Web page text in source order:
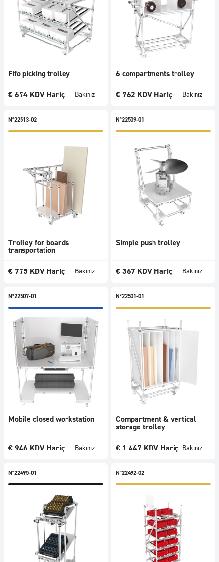
Fifo picking trolley
€ 674 KDV Hariç Bakınız
6 compartments trolley
€ 762 KDV Hariç Bakınız
N°22513-02
Trolley for boards
transportation
€ 775 KDV Hariç Bakınız
N°22509-01
Simple push trolley
€ 367 KDV Hariç Bakınız
N°22507-01
Mobile closed workstation
€ 946 KDV Hariç Bakınız
N°22501-01
Compartment & vertical
storage trolley
€ 1 447 KDV Hariç Bakınız
N°22495-01 N°22492-02